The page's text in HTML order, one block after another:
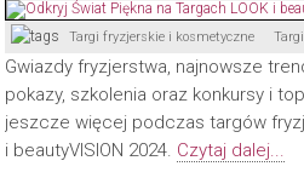
Targi fryzjerskie i kosmetyczne
Gwiazdy fryzjerstwa, najnowsze
pokazy, szkolenia oraz konkursy i
jeszcze więcej podczas targów
i beautyVISION 2024. Czytaj dalej...